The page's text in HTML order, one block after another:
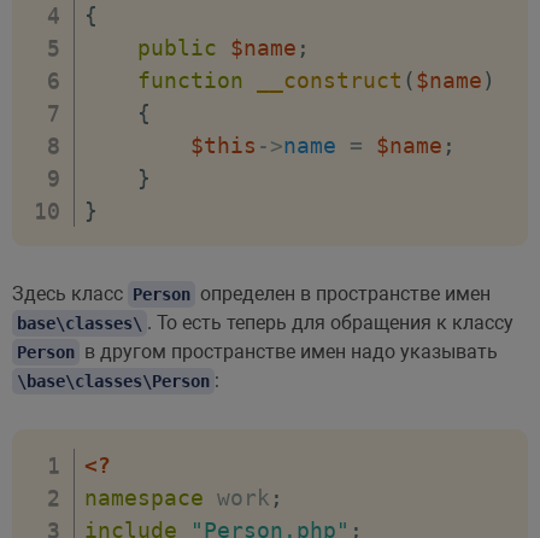
{
public
$name ;
function
__construct ($name)
{
$this ->name = $name ;
}
}
Здесь класс Person определен в пространстве имен
base\classes\ . То есть теперь для обращения к классу
Person в другом пространстве имен надо указывать
\base\classes\Person :
<?
namespace work ;
include
"Person.php" ;